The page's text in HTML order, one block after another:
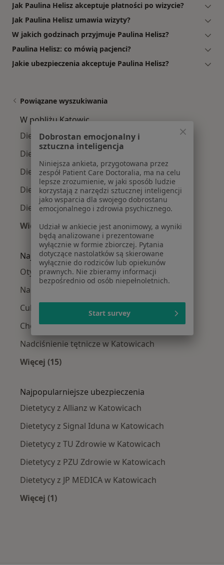
Jak Paulina Helisz akceptuje płatności po wizycie?
Jak Paulina Helisz umawia wizyty?
W jakich godzinach przyjmuje Paulina Helisz?
Paulina Helisz: co mówią pacjenci?
Jakie ubezpieczenia akceptuje Paulina Helisz?
Powiązane wyszukiwania
W pobliżu Katowic
Dietetycy w Gliwicach
Dietetycy w Tychach
Dietetycy w Bielsku-Białej
Dietetycy w Chorzowie
Dietetycy w Zabrzu
Więcej (14)
Więcej w kategorii: W pobliżu Katowic
Najczęście leczone choroby
Otyłość w Katowicach
Nadwaga w Katowicach
Cukrzyca w Katowicach
Choroby dietozależne w Katowicach
Nadciśnienie tętnicze w Katowicach
Więcej (15)
Najpopularniejsze ubezpieczenia
Dietetycy z Allianz w Katowicach
Dietetycy z Signal Iduna w Katowicach
Dietetycy z TU Zdrowie w Katowicach
Dietetycy z PZU Zdrowie w Katowicach
Dietetycy z JP MEDICA w Katowicach
Więcej (1)
Dobrostan emocjonalny i
sztuczna inteligencja
Niniejsza ankieta, przygotowana przez
zespół Patient Care Doctoralia, ma na celu
lepsze zrozumienie, w jaki sposób ludzie
korzystają z narzędzi sztucznej inteligencji
jako wsparcia dla swojego dobrostanu
emocjonalnego i zdrowia psychicznego.
Udział w ankiecie jest anonimowy, a wyniki
będą analizowane i prezentowane
wyłącznie w formie zbiorczej. Pytania
dotyczące nastolatków są skierowane
wyłącznie do rodziców lub opiekunów
prawnych. Nie zbieramy informacji
bezpośrednio od osób niepełnoletnich.
Start survey